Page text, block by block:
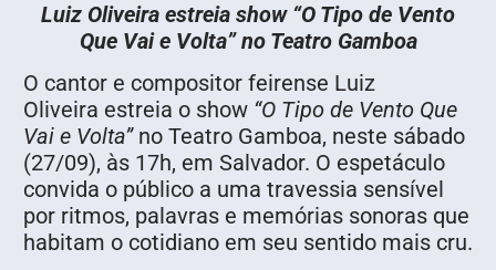
Luiz Oliveira estreia show “O Tipo de Vento
Que Vai e Volta” no Teatro Gamboa
O cantor e compositor feirense Luiz
Oliveira estreia o show “O Tipo de Vento Que
Vai e Volta”no Teatro Gamboa, neste sábado
(27/09), às 17h, em Salvador. O espetáculo
convida o público a uma travessia sensível
por ritmos, palavras e memórias sonoras que
habitam o cotidiano em seu sentido mais cru.